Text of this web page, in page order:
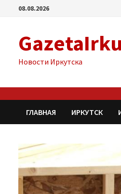
Перейти08.08.2026
Новости Иркутска
ГЛАВНАЯ ИРКУТСК